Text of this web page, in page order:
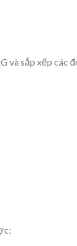
và sắp xếp